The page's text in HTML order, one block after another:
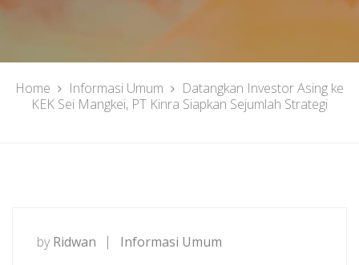
Home Informasi Umum
Datangkan Investor Asing ke
KEK Sei Mangkei, PT Kinra Siapkan Sejumlah Strategi
by Ridwan Informasi Umum